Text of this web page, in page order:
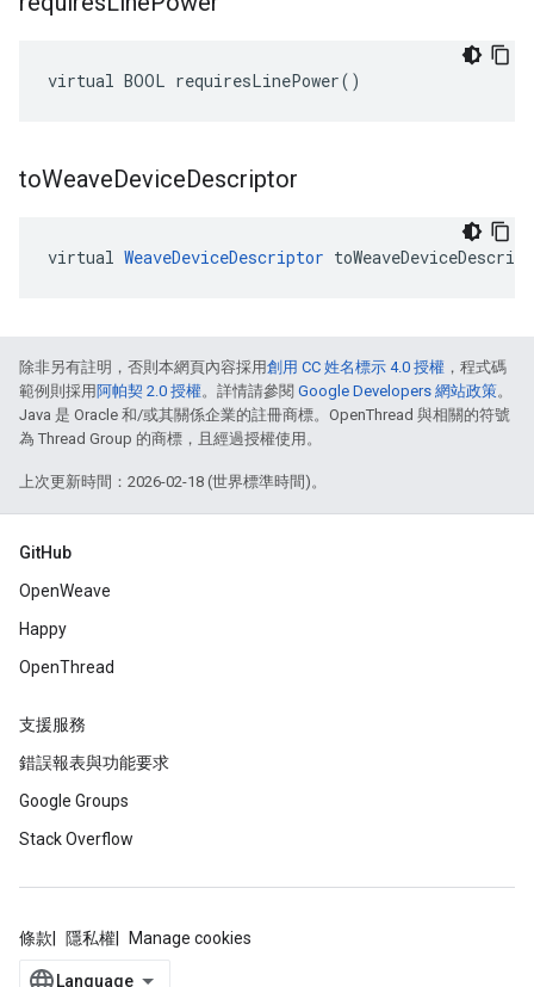
virtual BOOL requiresLinePower()
toWeaveDeviceDescriptor
virtual WeaveDeviceDescriptor
除非另有註明，否則本網頁內容採用創用 CC 姓名標示 4.0 授權 ，程式碼
範例則採用 阿帕契 2.0 授權。詳情請參閱 Google Developers 網站政策。
Java 是 Oracle 和/或其關係企業的註冊商標。OpenThread 與相關的符號
為 Thread Group 的商標，且經過授權使用。
上次更新時間：2026-02-18 (世界標準時間)。
GitHub
OpenWeave
Happy
OpenThread
支援服務
錯誤報表與功能要求
Google Groups
Stack Overflow
條款 隱私權 Manage cookies